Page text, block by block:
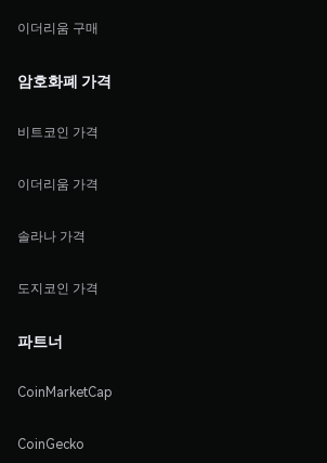
이더리움 구매
암호화폐 가격
비트코인 가격
이더리움 가격
솔라나 가격
도지코인 가격
파트너
CoinMarketCap
CoinGecko